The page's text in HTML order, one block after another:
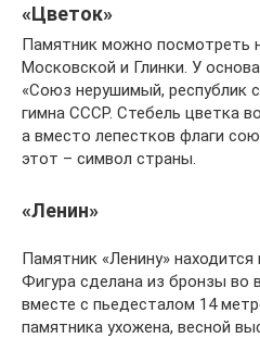
«Цветок»
Памятник можно посмотреть
Московской и Глинки. У
«Союз нерушимый, республик
гимна СССР. Стебель цветка
а вместо лепестков флаги
этот – символ страны.
«Ленин»
Памятник «Ленину»
Фигура сделана из бронзы во
вместе с пьедесталом 14
памятника ухожена, весной